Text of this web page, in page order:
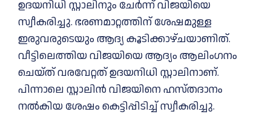
ഉദയനിധി സ്റ്റാലിനും ചേര്‍ന്ന് വിജയിയെ
സ്വീകരിച്ചു. ഭരണമാറ്റത്തിന് ശേഷമുള്ള
ഇരുവരുടെയും ആദ്യ കൂടിക്കാഴ്ചയാണിത്.
വീട്ടിലെത്തിയ വിജയിയെ ആദ്യം ആലിംഗനം
ചെയ്ത് വരവേറ്റത് ഉദയനിധി സ്റ്റാലിനാണ്.
പിന്നാലെ സ്റ്റാലിന്‍ വിജയിനെ ഹസ്തദാനം
നല്‍കിയ ശേഷം കെട്ടിപ്പിടിച്ച് സ്വീകരിച്ചു.